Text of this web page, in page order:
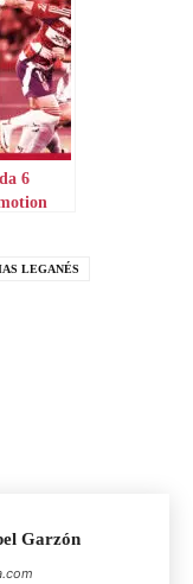
6
LEGANÉS
Garzón